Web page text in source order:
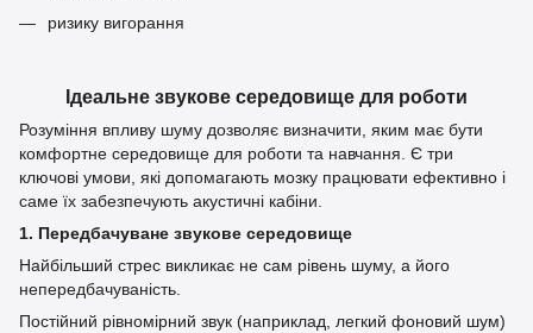
ризику вигорання
Ідеальне звукове середовище для роботи
Розуміння впливу шуму дозволяє визначити, яким має бути
комфортне середовище для роботи та навчання. Є три
ключові умови, які допомагають мозку працювати ефективно і
саме їх забезпечують акустичні кабіни.
1. Передбачуване звукове середовище
Найбільший стрес викликає не сам рівень шуму, а його
непередбачуваність.
Постійний рівномірний звук (наприклад, легкий фоновий шум)